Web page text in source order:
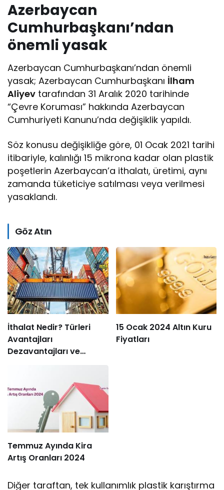
Azerbaycan
Cumhurbaşkanı’ndan
önemli yasak
Azerbaycan Cumhurbaşkanı’ndan önemli
yasak; Azerbaycan Cumhurbaşkanı İlham
Aliyev tarafından 31 Aralık 2020 tarihinde
“Çevre Koruması” hakkında Azerbaycan
Cumhuriyeti Kanunu’nda değişiklik yapıldı.
Söz konusu değişikliğe göre, 01 Ocak 2021 tarihi
itibariyle, kalınlığı 15 mikrona kadar olan plastik
poşetlerin Azerbaycan’a ithalatı, üretimi, aynı
zamanda tüketiciye satılması veya verilmesi
yasaklandı.
Göz Atın
İthalat Nedir? Türleri
Avantajları
Dezavantajları ve
15 Ocak 2024 Altın Kuru
Fiyatları
Temmuz Ayında Kira
Artış Oranları 2024
Diğer taraftan, tek kullanımlık plastik karıştırma